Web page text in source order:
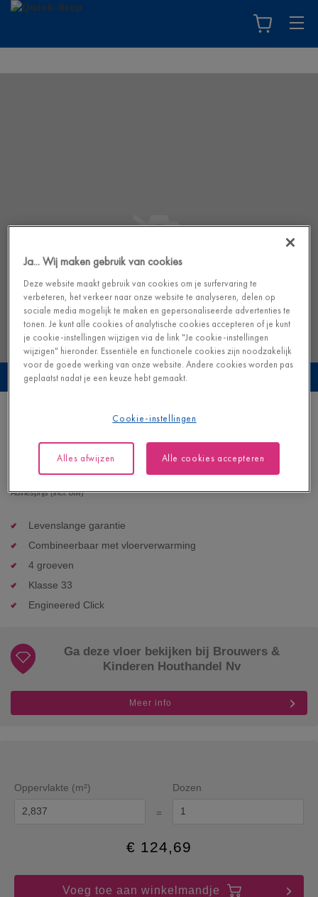
Bekijk deze vloer in je eigen interieur
Peperkoek eik
VINYL - BLOS BASE |AVSPT40278
43,95 €/m²
Adviesprijs (incl. btw)
Levenslange garantie
Combineerbaar met vloerverwarming
4 groeven
Klasse 33
Engineered Click
Ga deze vloer bekijken bij Brouwers &
Kinderen Houthandel Nv
Meer info
Oppervlakte (m²)
=
Dozen
€ 124,69
Voeg toe aan winkelmandje
Ja... Wij maken gebruik van cookies
Deze website maakt gebruik van cookies om je surfervaring te
verbeteren, het verkeer naar onze website te analyseren, delen op
sociale media mogelijk te maken en gepersonaliseerde advertenties te
tonen. Je kunt alle cookies of analytische cookies accepteren of je kunt
je cookie-instellingen wijzigen via de link "Je cookie-instellingen
wijzigen" hieronder. Essentiële en functionele cookies zijn noodzakelijk
voor de goede werking van onze website. Andere cookies worden pas
geplaatst nadat je een keuze hebt gemaakt.
Cookie-instellingen
Alles afwijzen Alle cookies accepteren